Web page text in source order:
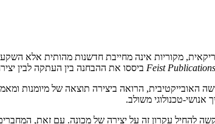
Feist Publications ביססו את ההבחנה בין העתקה לבין
האובייקטיבית, הרואה ביצירה תוצאה של מיומנות
טכנולוגי משולב.
קשה להחיל עקרון זה על יצירה של מכונה. עם זאת,